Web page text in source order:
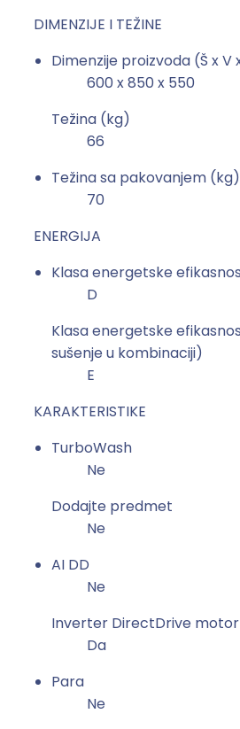
DIMENZIJE I TEŽINE
Dimenzije proizvoda (Š x V
600 x 850 x 550
Težina (kg)
66
Težina sa pakovanjem (kg)
70
ENERGIJA
Klasa energetske
D
Klasa energetske
sušenje u kombinaciji)
E
KARAKTERISTIKE
TurboWash
Ne
Dodajte predmet
Ne
AI DD
Ne
Inverter DirectDrive motor
Da
Para
Ne